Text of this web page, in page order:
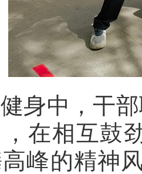
中，干部
在相互鼓
峰的精神